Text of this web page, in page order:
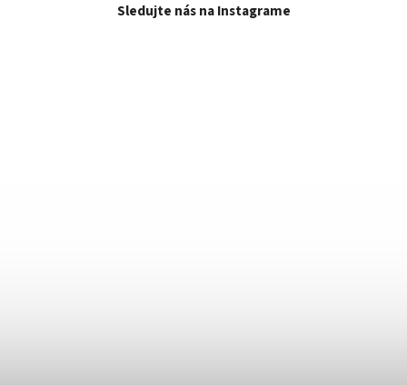
Sledujte nás na Instagrame